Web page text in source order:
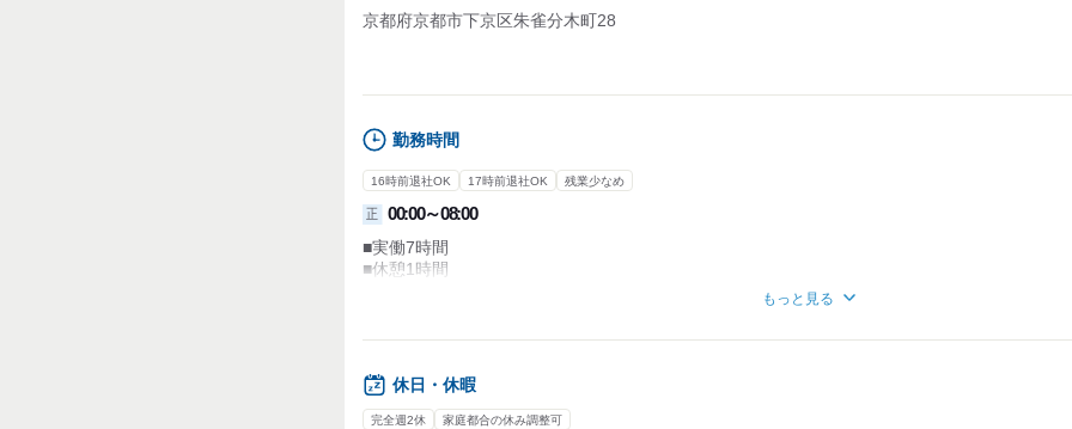
京都府京都市下京区朱雀分木町28
勤務時間
16時前退社OK 17時前退社OK 残業少なめ
正 00:00～08:00
■実働7時間
■休憩1時間
7時に退社できるケースも。
配達完了後は即帰宅いただけますよ♪
もっと見る
休日・休暇
完全週2休 家庭都合の休み調整可